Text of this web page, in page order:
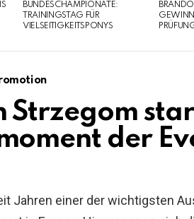
BUNDESCHAMPIONATE:
TRAININGSTAG FÜR
VIELSEITIGKEITSPONYS
Strzegom
der
Jahren einer der wichtigsten